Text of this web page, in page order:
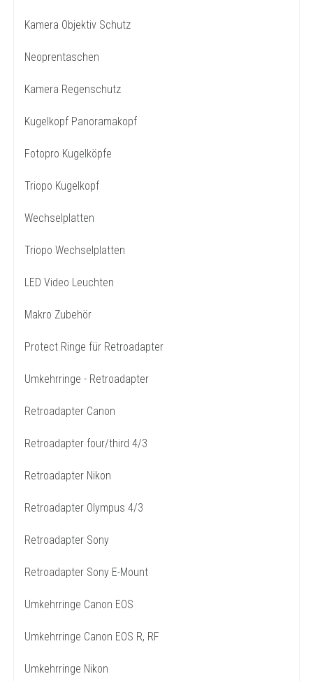
Kamera Objektiv Schutz
Neoprentaschen
Kamera Regenschutz
Kugelkopf Panoramakopf
Fotopro Kugelköpfe
Triopo Kugelkopf
Wechselplatten
Triopo Wechselplatten
LED Video Leuchten
Makro Zubehör
Protect Ringe für Retroadapter
Umkehrringe - Retroadapter
Retroadapter Canon
Retroadapter four/third 4/3
Retroadapter Nikon
Retroadapter Olympus 4/3
Retroadapter Sony
Retroadapter Sony E-Mount
Umkehrringe Canon EOS
Umkehrringe Canon EOS R, RF
Umkehrringe Nikon